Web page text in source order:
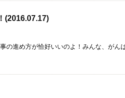
(2016.07.17)
進め方が恰好いいのよ！みんな、がん